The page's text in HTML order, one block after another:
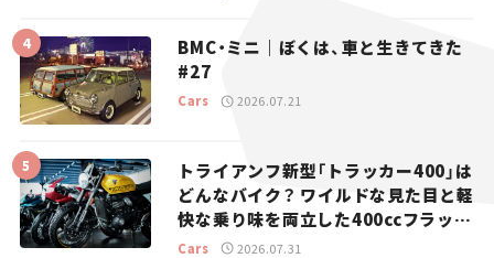
BMC・ミニ｜ぼくは、車と生きてきた
#27
Cars 2026.07.21
トライアンフ新型「トラッカー400」は
どんなバイク？ ワイルドな見た目と軽
快な乗り味を両立した400ccフラット
トラッカー【試乗レビュー】
Cars 2026.07.31